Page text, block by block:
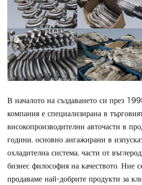
В началото на създаването си през
компания е специализирана в
високопроизводителни авточасти в
години, основно ангажирани в
охладителна система, части от
бизнес философия на качеството. Ние
продаваме най-добрите продукти за